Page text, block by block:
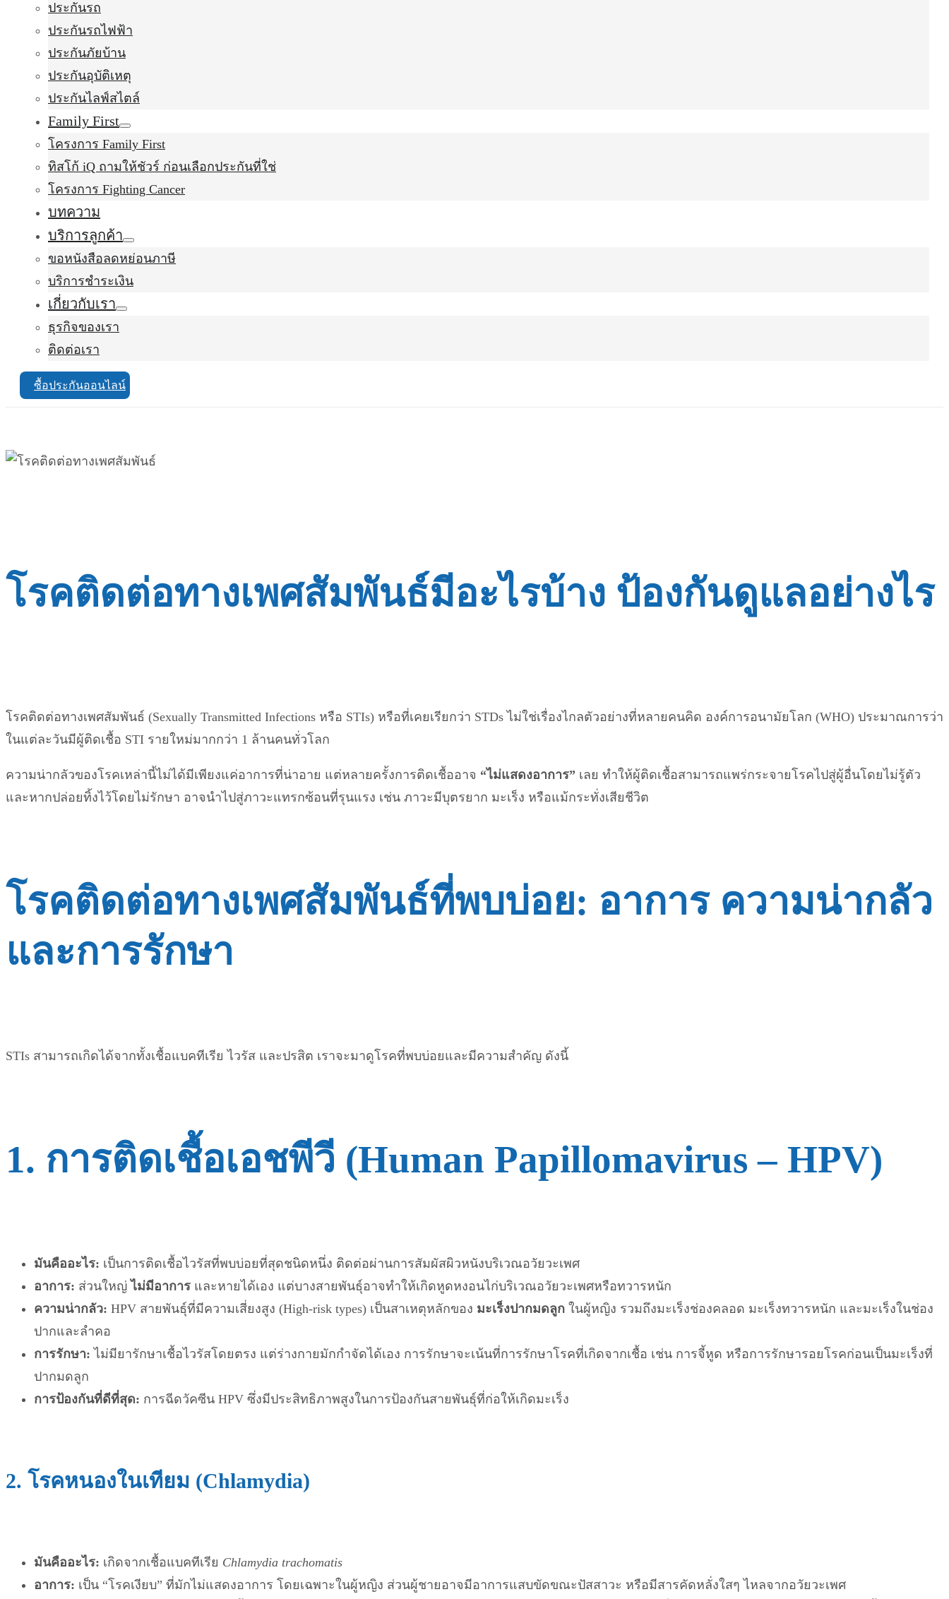
ประกันรถ
ประกันรถไฟฟ้า
ประกันภัยบ้าน
ประกันอุบัติเหตุ
ประกันไลฟ์สไตล์
Family First
โครงการ Family First
ทิสโก้ iQ ถามให้ชัวร์ ก่อนเลือกประกันที่ใช่
โครงการ Fighting Cancer
บทความ
บริการลูกค้า
ขอหนังสือลดหย่อนภาษี
บริการชำระเงิน
เกี่ยวกับเรา
ธุรกิจของเรา
ติดต่อเรา
ซื้อประกันออนไลน์
โรคติดต่อทางเพศสัมพันธ์มีอะไรบ้าง ป้องกันดูแลอย่างไร
โรคติดต่อทางเพศสัมพันธ์ (Sexually Transmitted Infections หรือ STIs) หรือที่เคยเรียกว่า STDs ไม่ใช่เรื่องไกลตัวอย่างที่หลายคนคิด องค์การอนามัยโลก (WHO) ประมาณการว่า
ในแต่ละวันมีผู้ติดเชื้อ STI รายใหม่มากกว่า 1 ล้านคนทั่วโลก
ความน่ากลัวของโรคเหล่านี้ไม่ได้มีเพียงแค่อาการที่น่าอาย แต่หลายครั้งการติดเชื้ออาจ “ไม่แสดงอาการ” เลย ทำให้ผู้ติดเชื้อสามารถแพร่กระจายโรคไปสู่ผู้อื่นโดยไม่รู้ตัว
และหากปล่อยทิ้งไว้โดยไม่รักษา อาจนำไปสู่ภาวะแทรกซ้อนที่รุนแรง เช่น ภาวะมีบุตรยาก มะเร็ง หรือแม้กระทั่งเสียชีวิต
โรคติดต่อทางเพศสัมพันธ์ที่พบบ่อย: อาการ ความน่ากลัว
และการรักษา
STIs สามารถเกิดได้จากทั้งเชื้อแบคทีเรีย ไวรัส และปรสิต เราจะมาดูโรคที่พบบ่อยและมีความสำคัญ ดังนี้
1. การติดเชื้อเอชพีวี (Human Papillomavirus – HPV)
มันคืออะไร: เป็นการติดเชื้อไวรัสที่พบบ่อยที่สุดชนิดหนึ่ง ติดต่อผ่านการสัมผัสผิวหนังบริเวณอวัยวะเพศ
อาการ: ส่วนใหญ่ไม่มีอาการ และหายได้เอง แต่บางสายพันธุ์อาจทำให้เกิดหูดหงอนไก่บริเวณอวัยวะเพศหรือทวารหนัก
ความน่ากลัว: HPV สายพันธุ์ที่มีความเสี่ยงสูง (High-risk types) เป็นสาเหตุหลักของ มะเร็งปากมดลูก ในผู้หญิง รวมถึงมะเร็งช่องคลอด มะเร็งทวารหนัก และมะเร็งในช่อง
ปากและลำคอ
การรักษา: ไม่มียารักษาเชื้อไวรัสโดยตรง แต่ร่างกายมักกำจัดได้เอง การรักษาจะเน้นที่การรักษาโรคที่เกิดจากเชื้อ เช่น การจี้หูด หรือการรักษารอยโรคก่อนเป็นมะเร็งที่
ปากมดลูก
การป้องกันที่ดีที่สุด: การฉีดวัคซีน HPV ซึ่งมีประสิทธิภาพสูงในการป้องกันสายพันธุ์ที่ก่อให้เกิดมะเร็ง
2. โรคหนองในเทียม (Chlamydia)
มันคืออะไร: เกิดจากเชื้อแบคทีเรีย Chlamydia trachomatis
อาการ: เป็น “โรคเงียบ” ที่มักไม่แสดงอาการ โดยเฉพาะในผู้หญิง ส่วนผู้ชายอาจมีอาการแสบขัดขณะปัสสาวะ หรือมีสารคัดหลั่งใสๆ ไหลจากอวัยวะเพศ